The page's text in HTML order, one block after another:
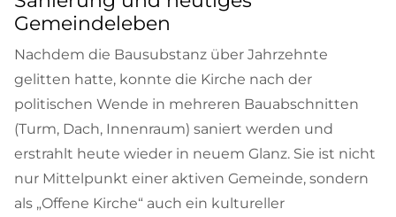
Gemeindeleben
Nachdem die Bausubstanz über Jahrzehnte
gelitten hatte, konnte die Kirche nach der
politischen Wende in mehreren Bauabschnitten
(Turm, Dach, Innenraum) saniert werden und
erstrahlt heute wieder in neuem Glanz. Sie ist nicht
nur Mittelpunkt einer aktiven Gemeinde, sondern
als „Offene Kirche“ auch ein kultureller